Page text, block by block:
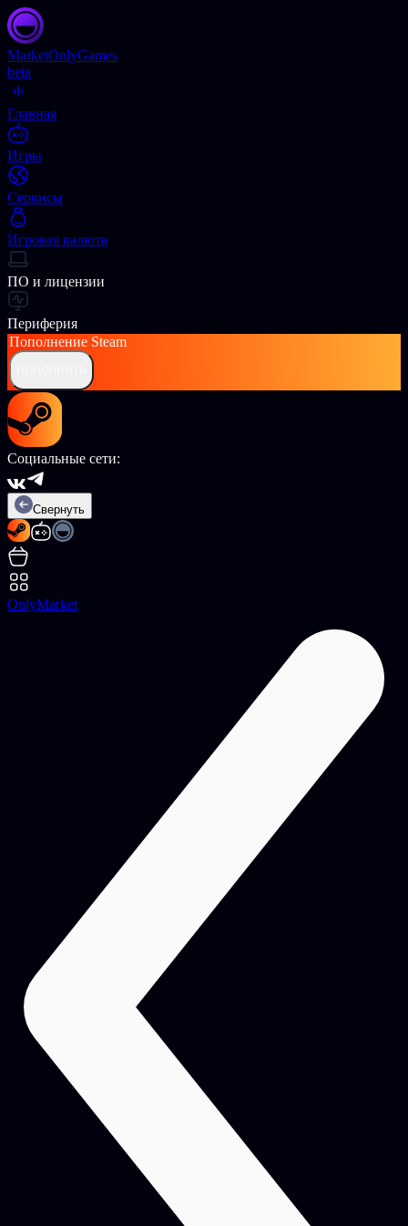
MarketOnlyGames
beta
Главная
Игры
Сервисы
Игровая валюта
ПО и лицензии
Периферия
Пополнение Steam
Социальные сети:
Свернуть
OnlyMarket